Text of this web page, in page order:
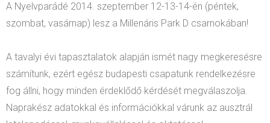
A Nyelvparádé 2014. szeptember 12-13-14-én (péntek,
szombat, vasárnap) lesz a Millenáris Park D csarnokában!
A tavalyi évi tapasztalatok alapján ismét nagy megkeresésre
számítunk, ezért egész budapesti csapatunk rendelkezésre
fog állni, hogy minden érdeklődő kérdését megválaszolja.
Naprakész adatokkal és információkkal várunk az ausztrál